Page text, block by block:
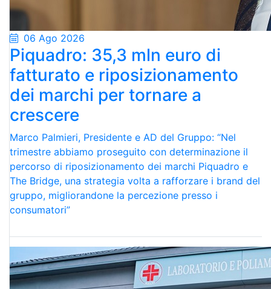
06 Ago 2026
Piquadro: 35,3 mln euro di
fatturato e riposizionamento
dei marchi per tornare a
crescere
Marco Palmieri, Presidente e AD del Gruppo: “Nel
trimestre abbiamo proseguito con determinazione il
percorso di riposizionamento dei marchi Piquadro e
The Bridge, una strategia volta a rafforzare i brand del
gruppo, migliorandone la percezione presso i
consumatori”